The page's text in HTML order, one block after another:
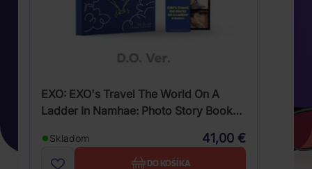
EXO: EXO's Travel The World On A
Ladder In Namhae: Photo Story Book
Skladom 41,00 €
DO KOŠÍKA